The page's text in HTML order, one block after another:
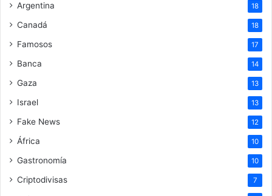
Argentina 18
Canadá 18
Famosos 17
Banca 14
Gaza 13
Israel 13
Fake News 12
África 10
Gastronomía 10
Criptodivisas 7